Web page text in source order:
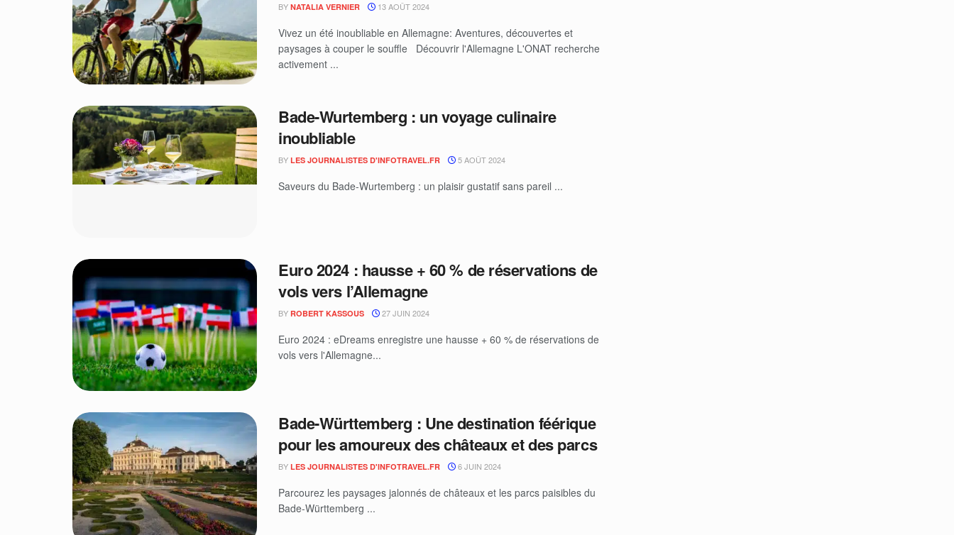
BY NATALIA VERNIER 13 AOÛT 2024
Vivez un été inoubliable en Allemagne: Aventures, découvertes et
paysages à couper le souffle Découvrir l'Allemagne L'ONAT recherche
activement ...
Bade-Wurtemberg : un voyage culinaire
inoubliable
BY LES JOURNALISTES D'INFOTRAVEL.FR 5 AOÛT 2024
Saveurs du Bade-Wurtemberg : un plaisir gustatif sans pareil ...
Euro 2024 : hausse + 60 % de réservations de
vols vers l’Allemagne
BY ROBERT KASSOUS 27 JUIN 2024
Euro 2024 : eDreams enregistre une hausse + 60 % de réservations de
vols vers l'Allemagne...
Bade-Württemberg : Une destination féérique
pour les amoureux des châteaux et des parcs
BY LES JOURNALISTES D'INFOTRAVEL.FR 6 JUIN 2024
Parcourez les paysages jalonnés de châteaux et les parcs paisibles du
Bade-Württemberg ...